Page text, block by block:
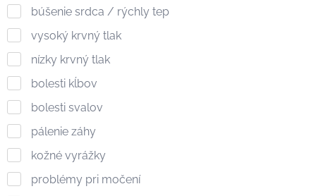
búšenie srdca / rýchly tep
vysoký krvný tlak
nízky krvný tlak
bolesti kĺbov
bolesti svalov
pálenie záhy
kožné vyrážky
problémy pri močení